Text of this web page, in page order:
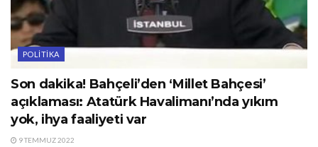
POLITIKA
Son dakika! Bahçeli’den ‘Millet Bahçesi’
açıklaması: Atatürk Havalimanı’nda yıkım
yok, ihya faaliyeti var
9 TEMMUZ 2022